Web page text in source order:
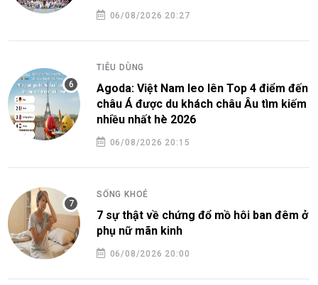
06/08/2026 20:27
TIÊU DÙNG
Agoda: Việt Nam leo lên Top 4 điểm đến
châu Á được du khách châu Âu tìm kiếm
nhiều nhất hè 2026
06/08/2026 20:15
SỐNG KHOẺ
7 sự thật về chứng đổ mồ hôi ban đêm ở
phụ nữ mãn kinh
06/08/2026 20:00